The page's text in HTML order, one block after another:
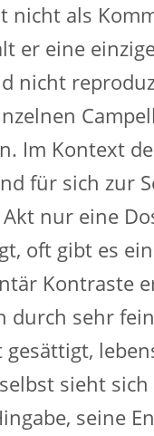
nicht als
er eine
nicht
Im Kontext
für sich zur
nur eine
oft gibt es
Kontraste
durch sehr
gesättigt,
sieht
seine